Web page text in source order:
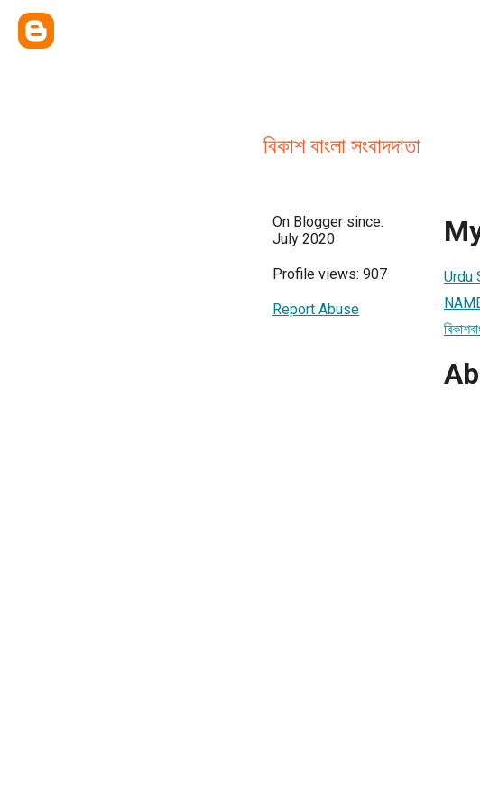
বিকাশ বাংলা সংবাদদাতা
On Blogger since:
July 2020
Profile views: 907
Report Abuse
Urdu